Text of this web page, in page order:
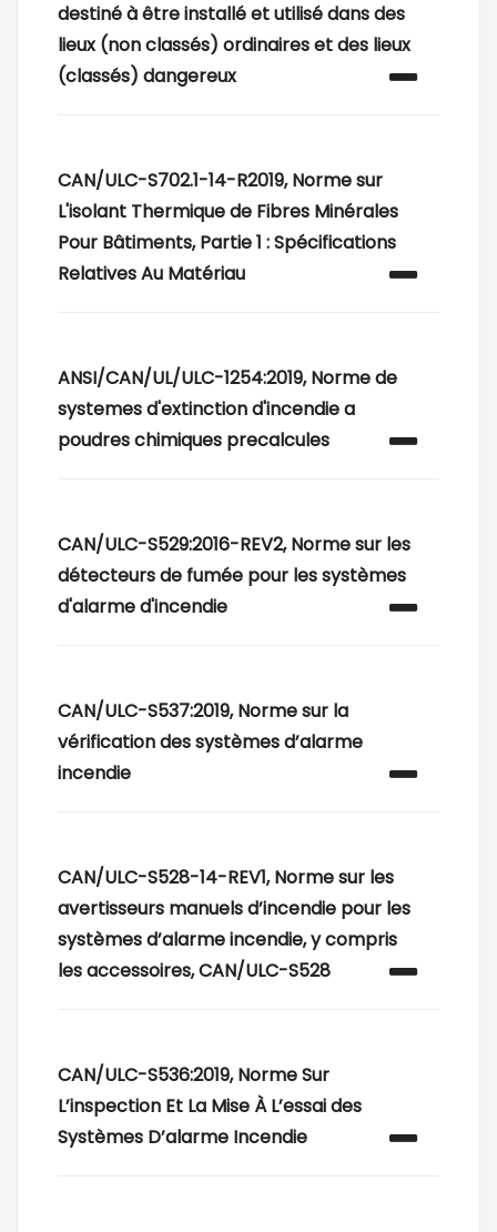
destiné à être installé et utilisé dans des
lieux (non classés) ordinaires et des lieux
(classés) dangereux
CAN/ULC-S702.1-14-R2019, Norme sur
L'isolant Thermique de Fibres Minérales
Pour Bâtiments, Partie 1 : Spécifications
Relatives Au Matériau
ANSI/CAN/UL/ULC-1254:2019, Norme de
systemes d'extinction d'incendie a
poudres chimiques precalcules
CAN/ULC-S529:2016-REV2, Norme sur les
détecteurs de fumée pour les systèmes
d'alarme d'incendie
CAN/ULC-S537:2019, Norme sur la
vérification des systèmes d’alarme
incendie
CAN/ULC-S528-14-REV1, Norme sur les
avertisseurs manuels d’incendie pour les
systèmes d’alarme incendie, y compris
les accessoires, CAN/ULC-S528
CAN/ULC-S536:2019, Norme Sur
L’inspection Et La Mise À L’essai des
Systèmes D’alarme Incendie